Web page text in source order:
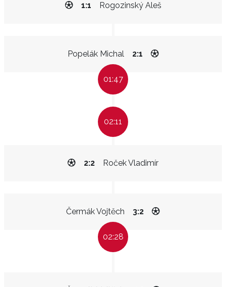
Rogozinský Aleš
1:1
Popelák Michal 2:1
01:47
02:11
Roček Vladimír
2:2
Čermák Vojtěch 3:2
02:28